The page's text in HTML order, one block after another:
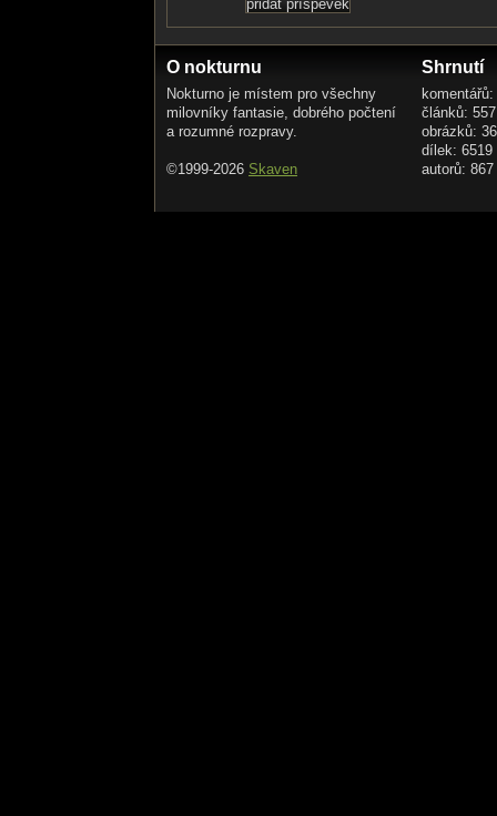
O nokturnu
Nokturno je místem pro všechny
milovníky fantasie, dobrého počtení
a rozumné rozpravy.
©1999-2026 Skaven
Shrnutí
článků: 557
obrázků:
dílek: 6519
autorů: 867